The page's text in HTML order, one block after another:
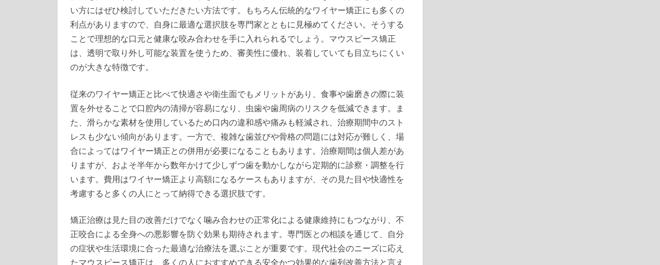
い方にはぜひ検討していただきたい方法です。もちろん伝統的なワイヤー矯正にも多くの
利点がありますので、自身に最適な選択肢を専門家とともに見極めてください。そうする
ことで理想的な口元と健康な咬み合わせを手に入れられるでしょう。マウスピース矯正
は、透明で取り外し可能な装置を使うため、審美性に優れ、装着していても目立ちにくい
のが大きな特徴です。
従来のワイヤー矯正と比べて快適さや衛生面でもメリットがあり、食事や歯磨きの際に装
置を外せることで口腔内の清掃が容易になり、虫歯や歯周病のリスクを低減できます。ま
た、滑らかな素材を使用しているため口内の違和感や痛みも軽減され、治療期間中のスト
レスも少ない傾向があります。一方で、複雑な歯並びや骨格の問題には対応が難しく、場
合によってはワイヤー矯正との併用が必要になることもあります。治療期間は個人差があ
りますが、およそ半年から数年かけて少しずつ歯を動かしながら定期的に診察・調整を行
います。費用はワイヤー矯正より高額になるケースもありますが、その見た目や快適性を
考慮すると多くの人にとって納得できる選択肢です。
矯正治療は見た目の改善だけでなく噛み合わせの正常化による健康維持にもつながり、不
正咬合による全身への悪影響を防ぐ効果も期待されます。専門医との相談を通じて、自分
の症状や生活環境に合った最適な治療法を選ぶことが重要です。現代社会のニーズに応え
たマウスピース矯正は、多くの人におすすめできる安全かつ効果的な歯列改善方法と言え